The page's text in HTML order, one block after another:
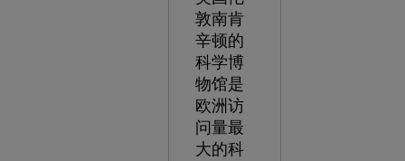
敦南肯
辛顿的
科学博
物馆是
欧洲访
问量最
大的科